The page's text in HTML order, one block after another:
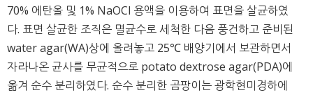
70% 에탄올 및 1% NaOCl 용액을 이용하여 표면을 살균하였
다. 표면 살균한 조직은 멸균수로 세척한 다음 풍건하고 준비된
water agar(WA)상에 올려놓고 25℃ 배양기에서 보관하면서
자라나온 균사를 무균적으로 potato dextrose agar(PDA)에
옮겨 순수 분리하였다. 순수 분리한 곰팡이는 광학현미경하에